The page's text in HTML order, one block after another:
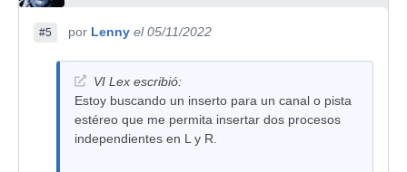
#5 por Lenny el 05/11/2022
VI Lex escribió:
Estoy buscando un inserto para un canal o pista
estéreo que me permita insertar dos procesos
independientes en L y R.